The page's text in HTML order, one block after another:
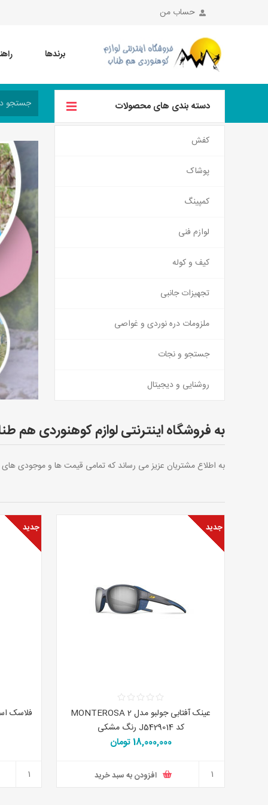
حساب من
برندها
دسته بندی های محصولات
کفش
پوشاک
کمپینگ
لوازم فنی
کیف و کوله
تجهیزات جانبی
ملزومات دره نوردی و غواصی
جستجو و نجات
روشنایی و دیجیتال
به فروشگاه اینترنتی لوازم کوهنوردی
به اطلاع مشتریان عزیز می رساند که تمامی قیمت ها و موجودی
جدید
عینک آفتابی جولبو مدل MONTEROSA 2
کد J5429014 رنگ مشکی
18,000,000 تومان
افزودن به سبد خرید
جدید